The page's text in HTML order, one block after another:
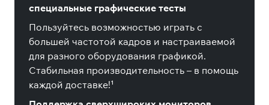
специальные графические тесты
Пользуйтесь возможностью играть с
большей частотой кадров и настраиваемой
для разного оборудования графикой.
Стабильная производительность – в помощь
каждой доставке!¹